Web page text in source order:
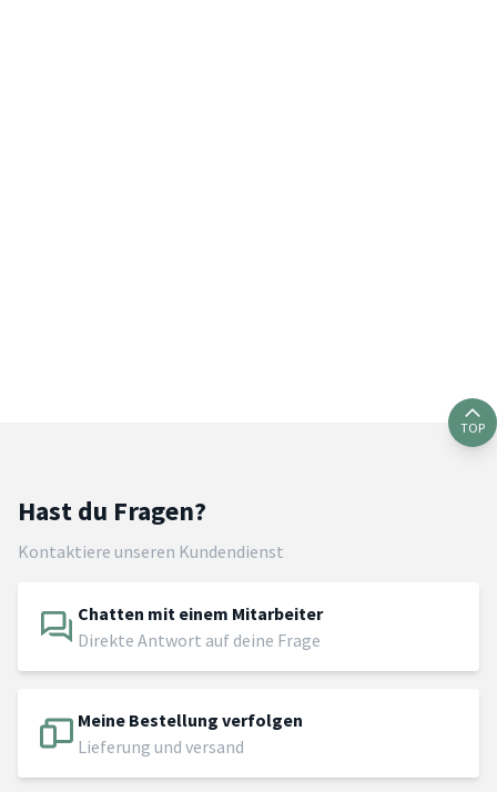
TOP
Hast du Fragen?
Kontaktiere unseren Kundendienst
Chatten mit einem Mitarbeiter
Direkte Antwort auf deine Frage
Meine Bestellung verfolgen
Lieferung und versand